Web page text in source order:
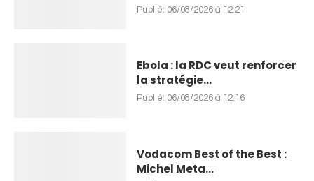
Publié: 06/08/2026 à 12:21
Ebola : la RDC veut renforcer
la stratégie...
Publié: 06/08/2026 à 12:16
Vodacom Best of the Best :
Michel Meta...